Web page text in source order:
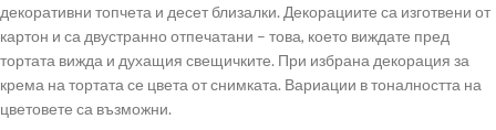
декоративни топчета и десет близалки. Декорациите са изготвени от
картон и са двустранно отпечатани – това, което виждате пред
тортата вижда и духащия свещичките. При избрана декорация за
крема на тортата се цвета от снимката. Вариации в тоналността на
цветовете са възможни.